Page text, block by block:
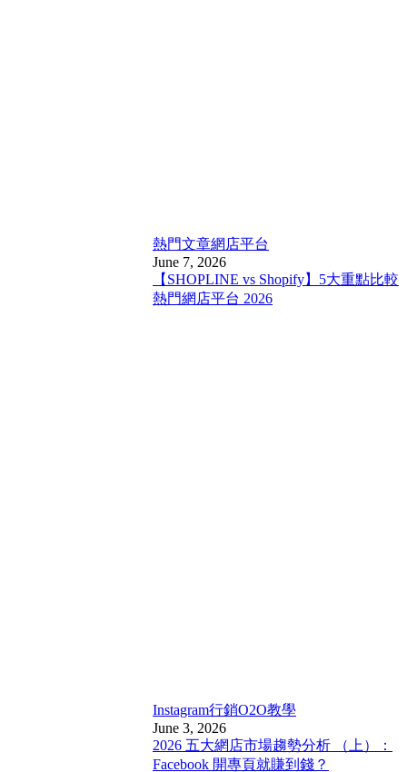
熱門文章網店平台
June 7, 2026
【SHOPLINE vs Shopify】5大重點比較
熱門網店平台 2026
Instagram行銷O2O教學
June 3, 2026
2026 五大網店市場趨勢分析 （上）：
Facebook 開專頁就賺到錢？